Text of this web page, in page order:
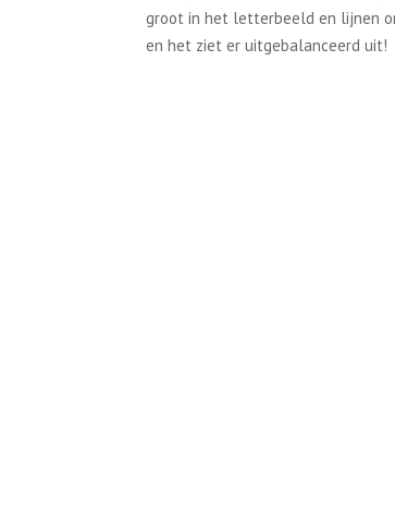
groot in het letterbeeld en lijnen
en het ziet er uitgebalanceerd uit!